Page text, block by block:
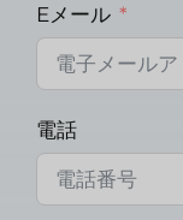
Eメール
電話